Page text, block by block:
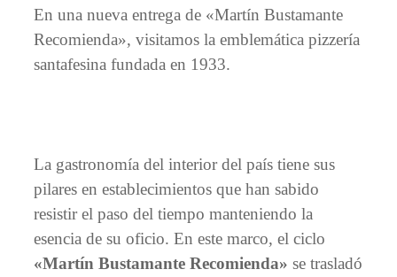
En una nueva entrega de «Martín Bustamante
Recomienda», visitamos la emblemática pizzería
santafesina fundada en 1933.
La gastronomía del interior del país tiene sus
pilares en establecimientos que han sabido
resistir el paso del tiempo manteniendo la
esencia de su oficio. En este marco, el ciclo
«Martín Bustamante Recomienda» se trasladó